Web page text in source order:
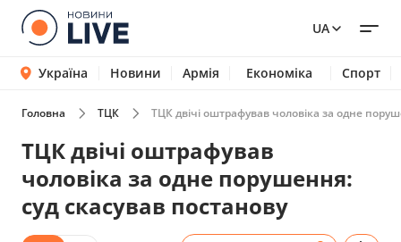
UA
Україна Новини Армія Економіка Спорт
Головна ТЦК ТЦК двічі оштрафував чоловіка за одне
ТЦК двічі оштрафував
чоловіка за одне порушення:
суд скасував постанову